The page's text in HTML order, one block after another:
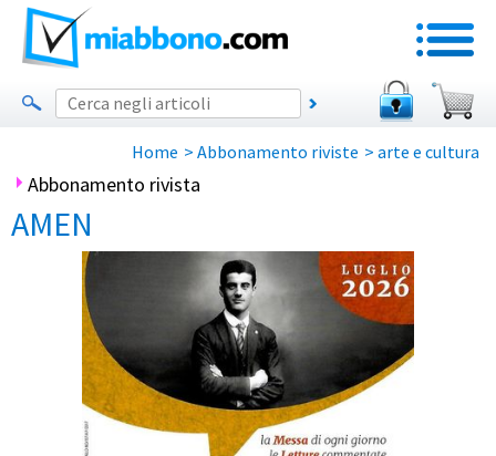
Home > Abbonamento riviste > arte e cultura
Abbonamento rivista
AMEN